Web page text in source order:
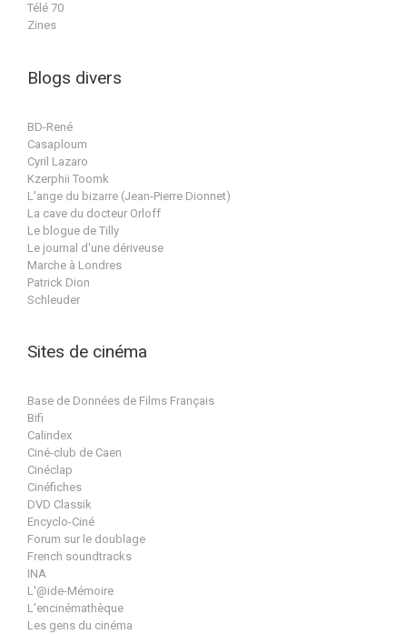
Télé 70
Zines
Blogs divers
BD-René
Casaploum
Cyril Lazaro
Kzerphii Toomk
L'ange du bizarre (Jean-Pierre Dionnet)
La cave du docteur Orloff
Le blogue de Tilly
Le journal d'une dériveuse
Marche à Londres
Patrick Dion
Schleuder
Sites de cinéma
Base de Données de Films Français
Bifi
Calindex
Ciné-club de Caen
Cinéclap
Cinéfiches
DVD Classik
Encyclo-Ciné
Forum sur le doublage
French soundtracks
INA
L'@ide-Mémoire
L'encinémathèque
Les gens du cinéma